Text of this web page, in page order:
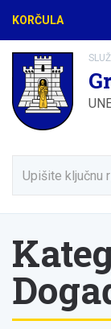
KORČULA